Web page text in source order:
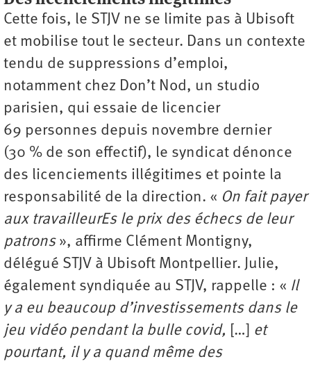
Cette fois, le STJV ne se limite pas à Ubisoft
et mobilise tout le secteur. Dans un contexte
tendu de suppressions d’emploi,
notamment chez Don’t Nod, un studio
parisien, qui essaie de licencier
69 personnes depuis novembre dernier
(30 % de son effectif), le syndicat dénonce
des licenciements illégitimes et pointe la
responsabilité de la direction. « On fait payer
aux travailleurEs le prix des échecs de leur
patrons », affirme Clément Montigny,
délégué STJV à Ubisoft Montpellier. Julie,
également syndiquée au STJV, rappelle : « Il
y a eu beaucoup d’investissements dans le
jeu vidéo pendant la bulle covid, […] et
pourtant, il y a quand même des